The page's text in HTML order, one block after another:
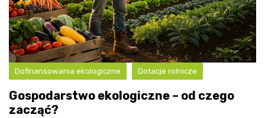
Dofinansowania ekologiczne Dotacje rolnicze
Gospodarstwo ekologiczne – od czego
zacząć?